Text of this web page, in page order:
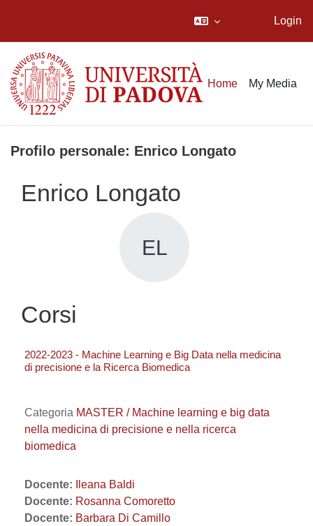
Login
Home My Media
Profilo personale: Enrico Longato
Enrico Longato
EL
Corsi
2022-2023 - Machine Learning e Big Data nella medicina
di precisione e la Ricerca Biomedica
Categoria MASTER / Machine learning e big data
nella medicina di precisione e nella ricerca
biomedica
Docente:
Ileana Baldi
Docente: Rosanna Comoretto
Docente: Barbara Di Camillo